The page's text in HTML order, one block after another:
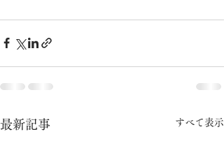
最新記事 すべて表示